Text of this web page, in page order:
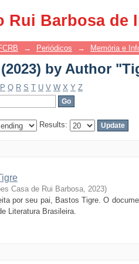
Rui Barbosa de
by Author
→ Periódicos → Memória e
by Author
P Q R S T U V W X Y Z
Results:
Casa de Rui Barbosa, 2023)
por seu pai, Bastos Tigre. O
Literatura Brasileira.